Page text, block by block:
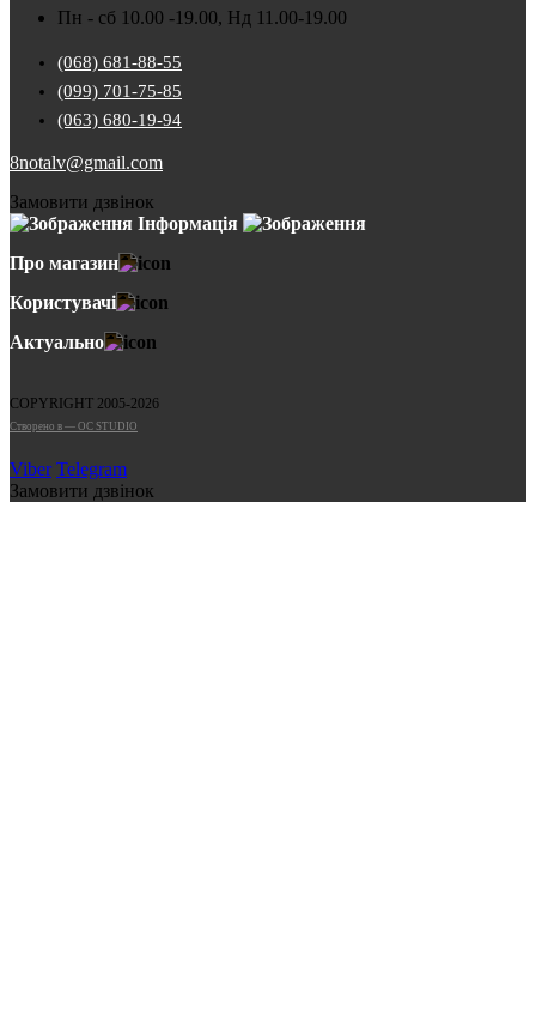
Пн - сб 10.00 -19.00, Нд 11.00-19.00
(068) 681-88-55
(099) 701-75-85
(063) 680-19-94
8notalv@gmail.com
Замовити дзвінок
Інформація
Про магазин
Користувачі
Актуально
COPYRIGHT 2005-2026
Cтворено в — OC STUDIO
Viber Telegram
Замовити дзвінок